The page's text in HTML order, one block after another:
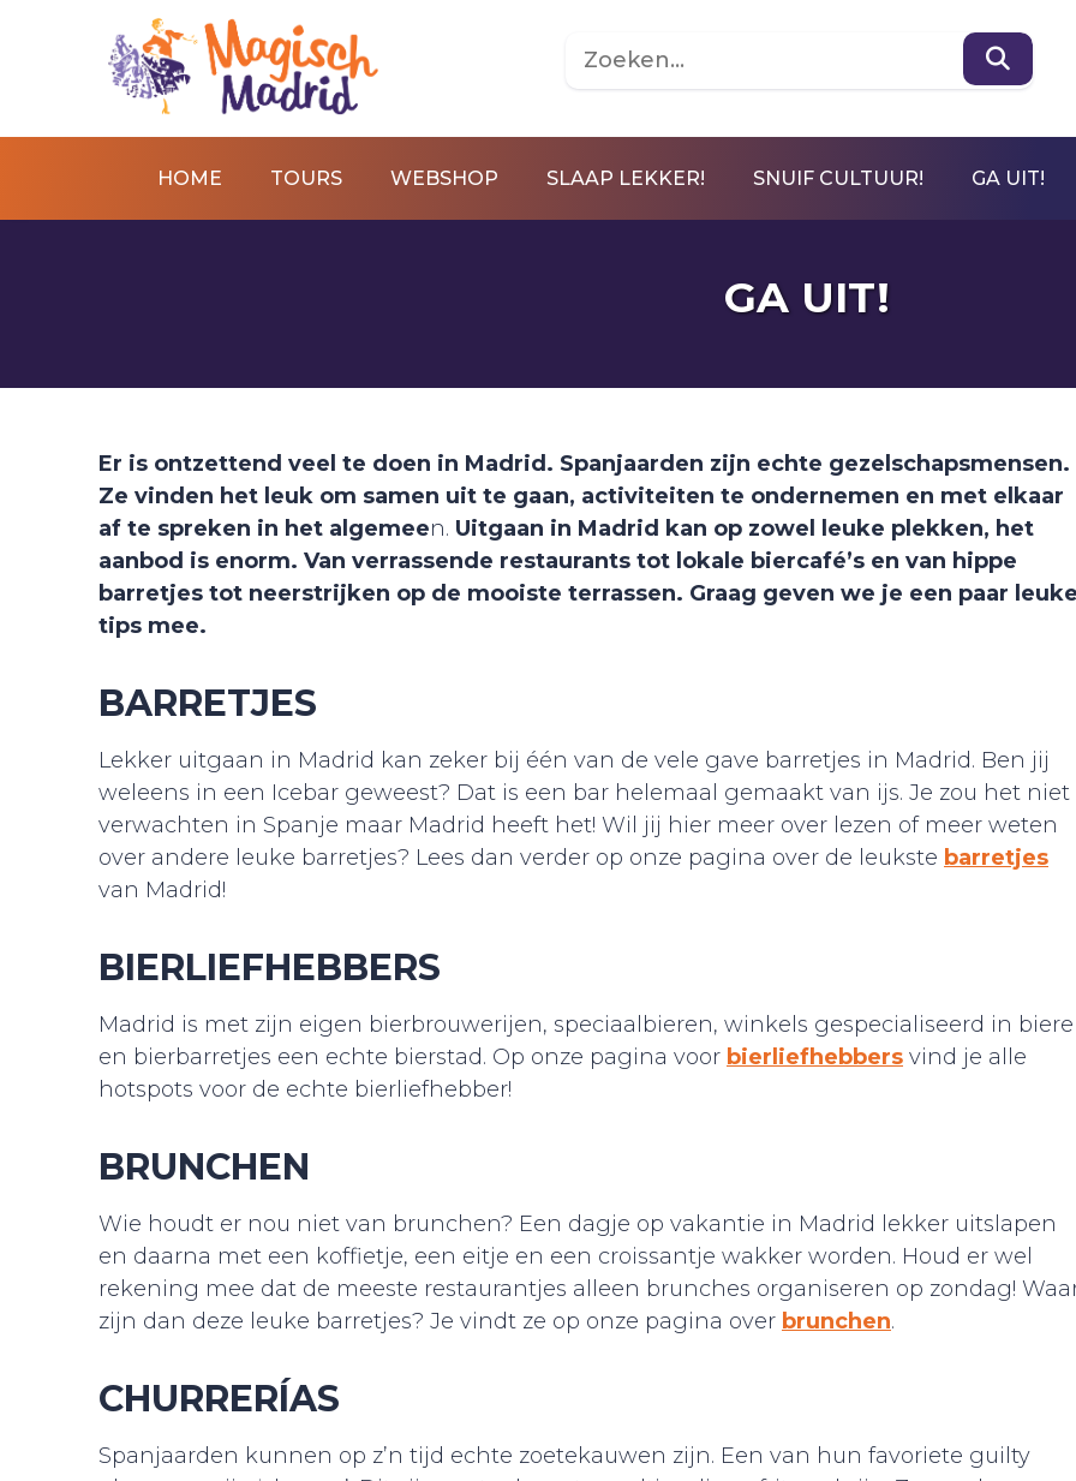
HOME TOURS WEBSHOP SLAAP LEKKER! SNUIF CULTUUR! GA UIT!
GA UIT!
Er is ontzettend veel te doen in Madrid. Spanjaarden zijn echte gezelschapsmensen.
Ze vinden het leuk om samen uit te gaan, activiteiten te ondernemen en met elkaar
af te spreken in het algemeen. Uitgaan in Madrid kan op zowel leuke plekken, het
aanbod is enorm. Van verrassende restaurants tot lokale biercafé’s en van hippe
barretjes tot neerstrijken op de mooiste terrassen. Graag geven we je een paar
tips mee.
BARRETJES
Lekker uitgaan in Madrid kan zeker bij één van de vele gave barretjes in Madrid. Ben jij
weleens in een Icebar geweest? Dat is een bar helemaal gemaakt van ijs. Je zou het niet
verwachten in Spanje maar Madrid heeft het! Wil jij hier meer over lezen of meer weten
over andere leuke barretjes? Lees dan verder op onze pagina over de leukste barretjes
van Madrid!
BIERLIEFHEBBERS
Madrid is met zijn eigen bierbrouwerijen, speciaalbieren, winkels gespecialiseerd in
en bierbarretjes een echte bierstad. Op onze pagina voor bierliefhebbers vind je alle
hotspots voor de echte bierliefhebber!
BRUNCHEN
Wie houdt er nou niet van brunchen? Een dagje op vakantie in Madrid lekker uitslapen
en daarna met een koffietje, een eitje en een croissantje wakker worden. Houd er wel
rekening mee dat de meeste restaurantjes alleen brunches organiseren op zondag!
zijn dan deze leuke barretjes? Je vindt ze op onze pagina over brunchen.
CHURRERÍAS
Spanjaarden kunnen op z’n tijd echte zoetekauwen zijn. Een van hun favoriete guilty